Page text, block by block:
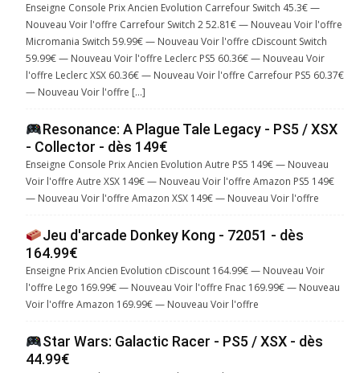
Enseigne Console Prix Ancien Evolution Carrefour Switch 45.3€ —
Nouveau Voir l'offre Carrefour Switch 2 52.81€ — Nouveau Voir l'offre
Micromania Switch 59.99€ — Nouveau Voir l'offre cDiscount Switch
59.99€ — Nouveau Voir l'offre Leclerc PS5 60.36€ — Nouveau Voir
l'offre Leclerc XSX 60.36€ — Nouveau Voir l'offre Carrefour PS5 60.37€
— Nouveau Voir l'offre […]
Resonance: A Plague Tale Legacy - PS5 / XSX
- Collector - dès 149€
Enseigne Console Prix Ancien Evolution Autre PS5 149€ — Nouveau
Voir l'offre Autre XSX 149€ — Nouveau Voir l'offre Amazon PS5 149€
— Nouveau Voir l'offre Amazon XSX 149€ — Nouveau Voir l'offre
Jeu d'arcade Donkey Kong - 72051 - dès
164.99€
Enseigne Prix Ancien Evolution cDiscount 164.99€ — Nouveau Voir
l'offre Lego 169.99€ — Nouveau Voir l'offre Fnac 169.99€ — Nouveau
Voir l'offre Amazon 169.99€ — Nouveau Voir l'offre
Star Wars: Galactic Racer - PS5 / XSX - dès
44.99€